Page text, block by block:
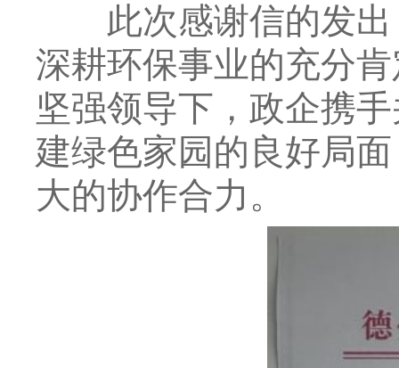
此次感谢信的发出
深耕环保事业的充分
坚强领导下，政企携
建绿色家园的良好局
大的协作合力。